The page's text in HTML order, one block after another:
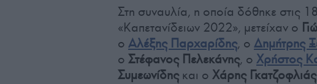
Στη συναυλία, η οποία δόθηκε στις
«Καπετανίδειων 2022», μετείχαν ο
ο Αλέξης Παρχαρίδης, ο Δημήτρης
ο Στέφανος Πελεκάνης, ο Χρήστος
Συμεωνίδηςκαι ο Χάρης Γκατζοφλιάς